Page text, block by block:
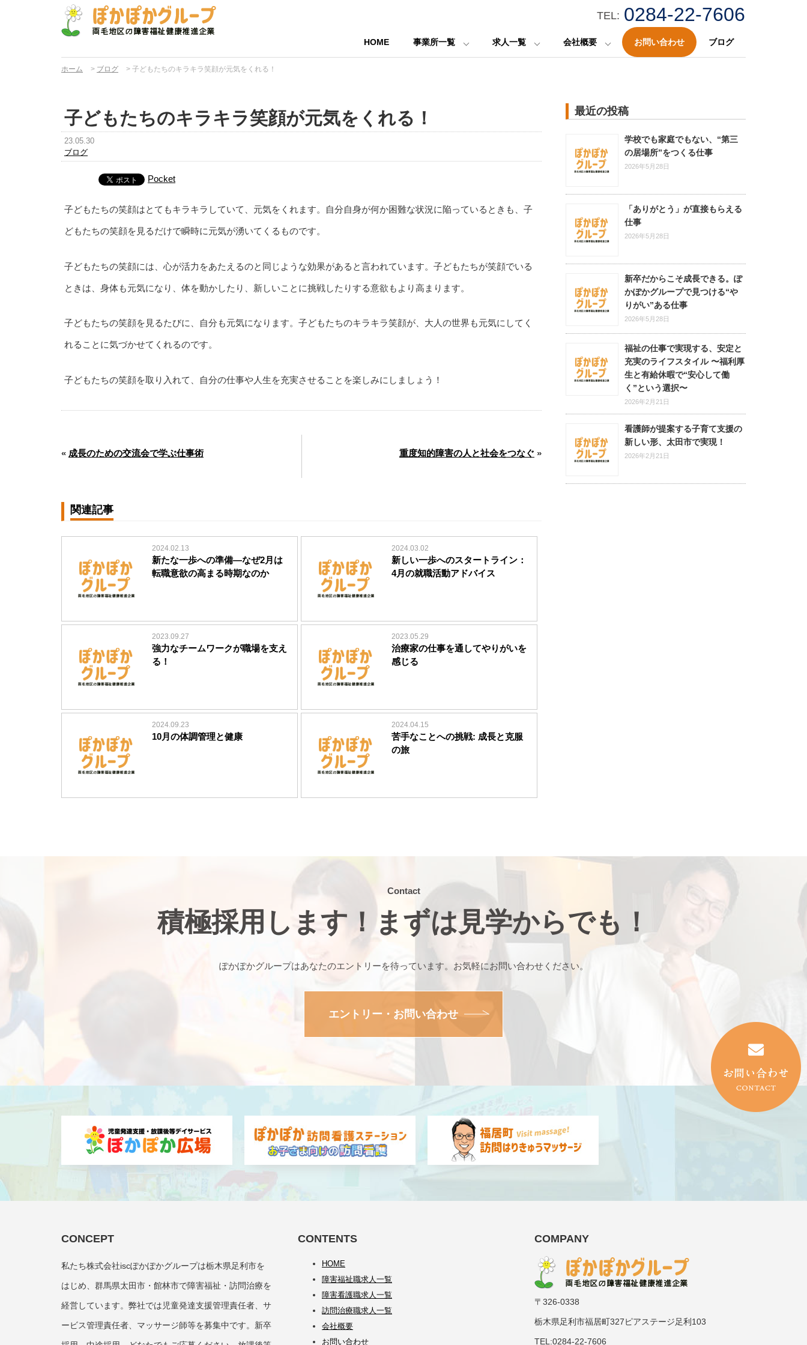
TEL: 0284-22-7606
HOME 事業所一覧 求人一覧 会社概要 お問い合わせ ブログ
ホーム > ブログ > 子どもたちのキラキラ笑顔が元気をくれる！
子どもたちのキラキラ笑顔が元気をくれる！
23.05.30
ブログ
Pocket
子どもたちの笑顔はとてもキラキラしていて、元気をくれます。自分自身が何か困難な状況に陥っているときも、子
どもたちの笑顔を見るだけで瞬時に元気が湧いてくるものです。
子どもたちの笑顔には、心が活力をあたえるのと同じような効果があると言われています。子どもたちが笑顔でいる
ときは、身体も元気になり、体を動かしたり、新しいことに挑戦したりする意欲もより高まります。
子どもたちの笑顔を見るたびに、自分も元気になります。子どもたちのキラキラ笑顔が、大人の世界も元気にしてく
れることに気づかせてくれるのです。
子どもたちの笑顔を取り入れて、自分の仕事や人生を充実させることを楽しみにしましょう！
« 成長のための交流会で学ぶ仕事術 重度知的障害の人と社会をつなぐ »
関連記事
2024.02.13
新たな一歩への準備―なぜ2月は
転職意欲の高まる時期なのか
2024.03.02
新しい一歩へのスタートライン：
4月の就職活動アドバイス
2023.09.27
強力なチームワークが職場を支え
る！
2023.05.29
治療家の仕事を通してやりがいを
感じる
2024.09.23
10月の体調管理と健康
2024.04.15
苦手なことへの挑戦: 成長と克服
の旅
最近の投稿
学校でも家庭でもない、“第三
の居場所”をつくる仕事
2026年5月28日
「ありがとう」が直接もらえる
仕事
2026年5月28日
新卒だからこそ成長できる。ぽ
かぽかグループで見つける“や
りがい”ある仕事
2026年5月28日
福祉の仕事で実現する、安定と
充実のライフスタイル 〜福利厚
生と有給休暇で“安心して働
く”という選択〜
2026年2月21日
看護師が提案する子育て支援の
新しい形、太田市で実現！
2026年2月21日
Contact
積極採用します！まずは見学からでも！
ぽかぽかグループはあなたのエントリーを待っています。お気軽にお問い合わせください。
エントリー・お問い合わせ
CONCEPT
私たち株式会社iscぽかぽかグループは栃木県足利市を
はじめ、群馬県太田市・館林市で障害福祉・訪問治療を
経営しています。弊社では児童発達支援管理責任者、サ
ービス管理責任者、マッサージ師等を募集中です。新卒
CONTENTS
HOME
障害福祉職求人一覧
障害看護職求人一覧
訪問治療職求人一覧
会社概要
お問い合わせ
COMPANY
〒326-0338
栃木県足利市福居町327ピアステージ足利103
TEL:0284-22-7606